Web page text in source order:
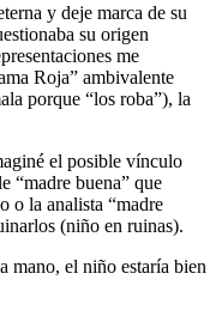
y deje marca de su
su origen
me
Roja” ambivalente
porque “los roba”), la
el posible vínculo
“madre buena” que
o la analista “madre
(niño en ruinas).
mano, el niño estaría bien